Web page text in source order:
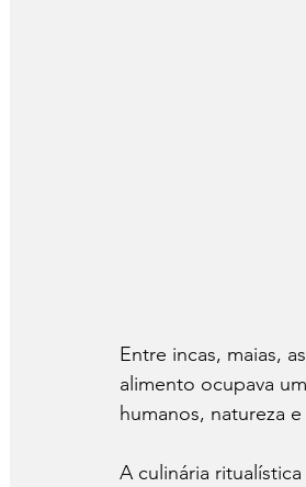
Entre incas, maias,
alimento ocupava
humanos, natureza
A culinária